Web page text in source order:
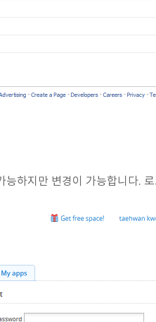
하지만 변경이 가능합니다.